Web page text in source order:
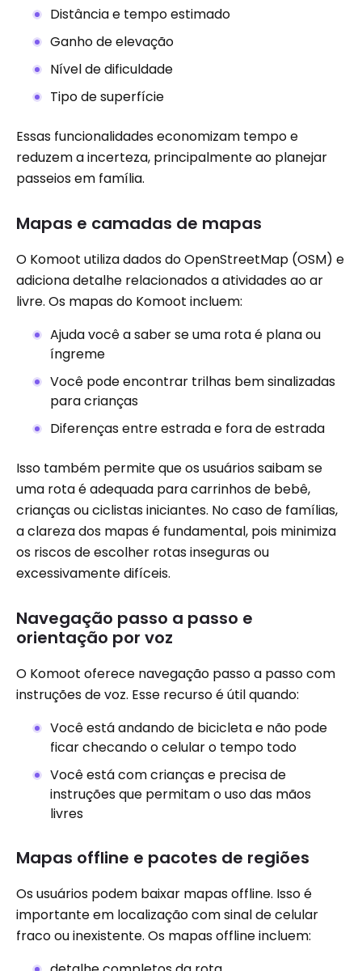
Distância e tempo estimado
Ganho de elevação
Nível de dificuldade
Tipo de superfície
Essas funcionalidades economizam tempo e
reduzem a incerteza, principalmente ao planejar
passeios em família.
Mapas e camadas de mapas
O Komoot utiliza dados do OpenStreetMap (OSM) e
adiciona detalhe relacionados a atividades ao ar
livre. Os mapas do Komoot incluem:
Ajuda você a saber se uma rota é plana ou
íngreme
Você pode encontrar trilhas bem sinalizadas
para crianças
Diferenças entre estrada e fora de estrada
Isso também permite que os usuários saibam se
uma rota é adequada para carrinhos de bebê,
crianças ou ciclistas iniciantes. No caso de famílias,
a clareza dos mapas é fundamental, pois minimiza
os riscos de escolher rotas inseguras ou
excessivamente difíceis.
Navegação passo a passo e
orientação por voz
O Komoot oferece navegação passo a passo com
instruções de voz. Esse recurso é útil quando:
Você está andando de bicicleta e não pode
ficar checando o celular o tempo todo
Você está com crianças e precisa de
instruções que permitam o uso das mãos
livres
Mapas offline e pacotes de regiões
Os usuários podem baixar mapas offline. Isso é
importante em localização com sinal de celular
fraco ou inexistente. Os mapas offline incluem: